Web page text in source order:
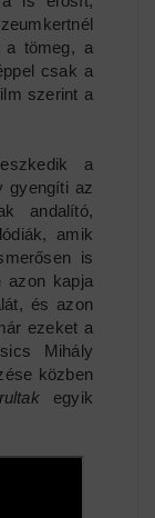
a tömeg, a
csak a
szerint a
a
gyengíti az
andalító,
amik
is
azon kapja
és azon
ezeket a
Mihály
közben
egyik